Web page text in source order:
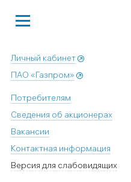
Личный кабинет
ПАО «Газпром»
Потребителям
Сведения об акционерах
Вакансии
Контактная информация
Версия для слабовидящих